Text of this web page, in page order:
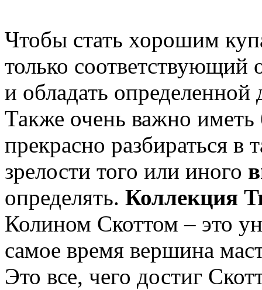
Чтобы стать хорошим
только соответствующий
и обладать
Также очень важно иметь
прекрасно разбираться в
зрелости того или иного
определять. Коллекция
Колином Скоттом – это
самое время вершина
Это все, чего достиг